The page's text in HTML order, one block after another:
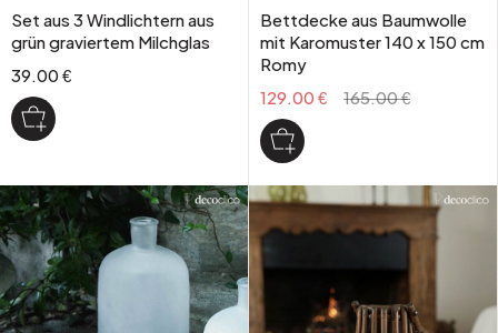
Set aus 3 Windlichtern aus
grün graviertem Milchglas
39.00 €
Bettdecke aus Baumwolle
mit Karomuster 140 x 150 cm
Romy
129.00 €
165.00 €